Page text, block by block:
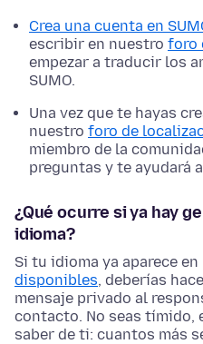
Crea una cuenta en
escribir en nuestro foro
empezar a traducir los
SUMO.
Una vez que te hayas
nuestro foro de
miembro de la
preguntas y te ayudará
¿Qué ocurre si ya hay
idioma?
Si tu idioma ya aparece
disponibles, deberías
mensaje privado al
contacto. No seas tímido,
saber de ti: cuantos más